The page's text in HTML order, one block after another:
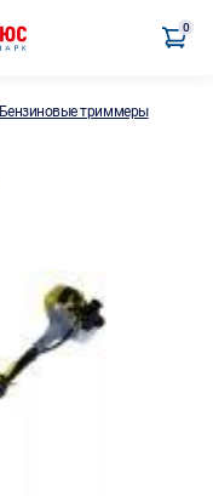
0
Бензиновые триммеры